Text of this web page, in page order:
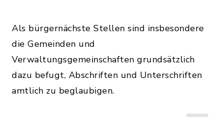
Als bürgernächste Stellen sind insbesondere
die Gemeinden und
Verwaltungsgemeinschaften grundsätzlich
dazu befugt, Abschriften und Unterschriften
amtlich zu beglaubigen.